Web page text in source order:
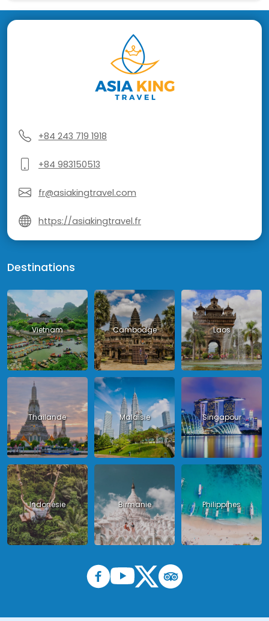
+84 243 719 1918
+84 983150513
fr@asiakingtravel.com
https://asiakingtravel.fr
Destinations
Vietnam Cambodge Laos
Thailande Malaisie Singapour
Indonésie Birmanie Philippines